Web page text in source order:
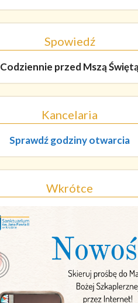
Spowiedź
Codziennie przed Mszą Świętą
Kancelaria
Sprawdź godziny otwarcia
Wkrótce